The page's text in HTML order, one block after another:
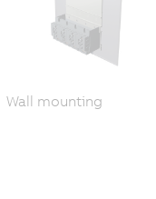
Wall mounting